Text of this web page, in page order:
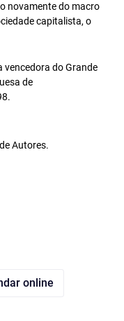
novamente do macro
capitalista, o
vencedora do Grande
de
Autores.
online